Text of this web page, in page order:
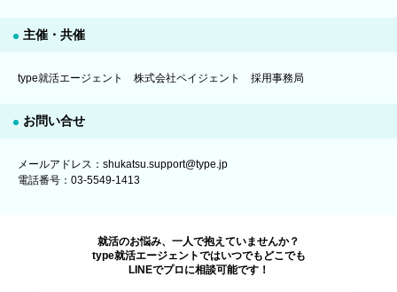
主催・共催
type就活エージェント 株式会社ペイジェント 採用事務局
お問い合せ
メールアドレス：shukatsu.support@type.jp
電話番号：03-5549-1413
就活のお悩み、一人で抱えていませんか？
type就活エージェントではいつでもどこでも
LINEでプロに相談可能です！